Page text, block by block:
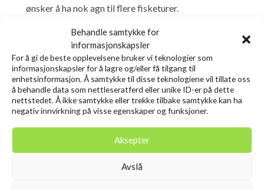
Behandle samtykke for
informasjonskapsler
For å gi de beste opplevelsene bruker vi teknologier som
informasjonskapsler for å lagre og/eller få tilgang til
enhetsinformasjon. Å samtykke til disse teknologiene vil tillate oss
å behandle data som nettleseratferd eller unike ID-er på dette
nettstedet. Å ikke samtykke eller trekke tilbake samtykke kan ha
negativ innvirkning på visse egenskaper og funksjoner.
Aksepter
Avslå
ønsker å ha nok agn til flere fisketurer.
Relaterte produkter
Utsolgt